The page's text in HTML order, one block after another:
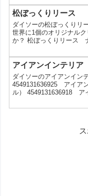
せんか？ 実は、ダイソー
す！ 今回は、ダイソーの
簡単に始められるハンド
ソーの手作り｜3つの魅
松ぼっくりリース
ダイソーの松ぼっくりリ
世界に1個のオリジナル
か？ 松ぼっくりリース
アイアンインテリア
ダイソーのアイアンイン
4549131636925 アイア
ル） 4549131636918 ア
4549131634808 アイア